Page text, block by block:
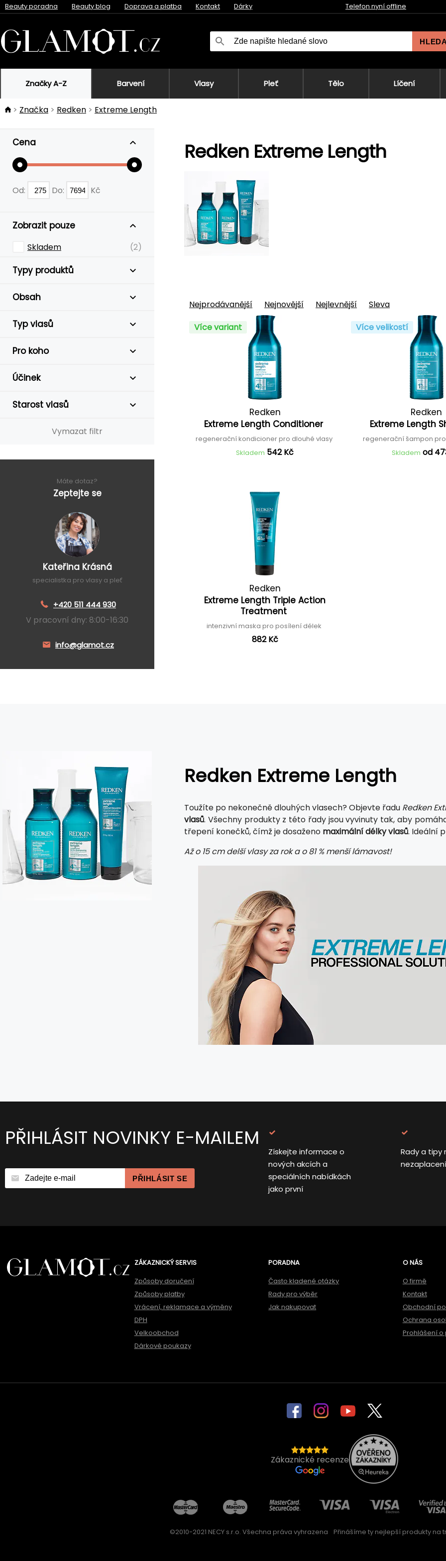
Beauty poradna Beauty blog Doprava a platba Kontakt Dárky Telefon nyní offline
Značky A-Z Barvení Vlasy Pleť Tělo Líčení
Značka Redken Extreme Length
Cena
Od: Do: Kč
Zobrazit pouze
Skladem (2)
Typy produktů
Obsah
Typ vlasů
Pro koho
Účinek
Starost vlasů
Vymazat filtr
Máte dotaz?
Zeptejte se
Kateřina Krásná
specialistka pro vlasy a pleť
+420 511 444 930
V pracovní dny: 8:00-16:30
info@glamot.cz
Redken Extreme Length
Nejprodávanější Nejnovější Nejlevnější Sleva
Více variant
Redken
Extreme Length Conditioner
regenerační kondicioner pro dlouhé vlasy
Skladem 542 Kč
Více velikostí
Redken
Extreme Length
regenerační šampon
Skladem od
Redken
Extreme Length Triple Action
Treatment
intenzivní maska pro posílení délek
882 Kč
Redken Extreme Length
Toužíte po nekonečně dlouhých vlasech? Objevte řadu Redken
vlasů. Všechny produkty z této řady jsou vyvinuty tak, aby
třepení konečků, čímž je dosaženo maximální délky vlasů. Ideální
Až o 15 cm delší vlasy za rok a o 81 % menší lámavost!
PŘIHLÁSIT NOVINKY E-MAILEM
PŘIHLÁSIT SE
Získejte informace o
nových akcích a
speciálních nabídkách
jako první
Rady a tipy
nezaplacení
ZÁKAZNICKÝ SERVIS
Způsoby doručení
Způsoby platby
Vrácení, reklamace a výměny
DPH
Velkoobchod
Dárkové poukazy
PORADNA
Často kladené otázky
Rady pro výběr
Jak nakupovat
O NÁS
O firmě
Kontakt
Obchodní
Ochrana
Prohlášení o
Zákaznické recenze
©2010-2021 NECY s.r.o. Všechna práva vyhrazena Přinášíme ty nejlepší produkty na